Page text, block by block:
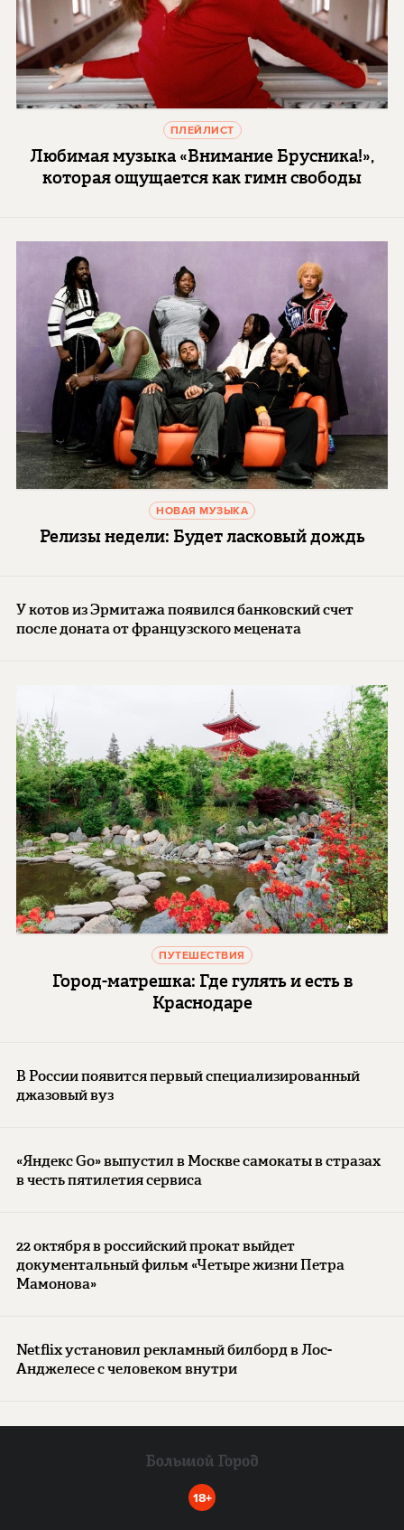
ПЛЕЙЛИСТ
Любимая музыка «Внимание Брусника!»,
которая ощущается как гимн свободы
НОВАЯ МУЗЫКА
Релизы недели: Будет ласковый дождь
У котов из Эрмитажа появился банковский счет
после доната от французского мецената
ПУТЕШЕСТВИЯ
Город-матрешка: Где гулять и есть в
Краснодаре
В России появится первый специализированный
джазовый вуз
«Яндекс Go» выпустил в Москве самокаты в стразах
в честь пятилетия сервиса
22 октября в российский прокат выйдет
документальный фильм «Четыре жизни Петра
Мамонова»
Netflix установил рекламный билборд в Лос-
Анджелесе с человеком внутри
18+